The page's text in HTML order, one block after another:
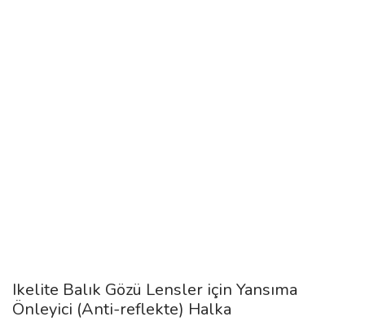
Ikelite Balık Gözü Lensler için Yansıma
Önleyici (Anti-reflekte) Halka